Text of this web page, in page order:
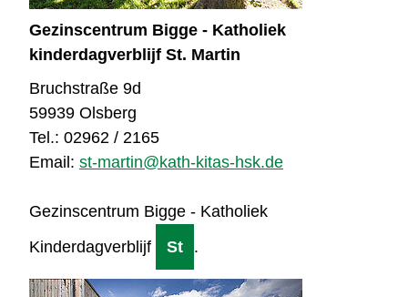
Gezinscentrum Bigge - Katholiek
kinderdagverblijf St. Martin
Bruchstraße 9d
59939 Olsberg
Tel.: 02962 / 2165
Email: st-martin@kath-kitas-hsk.de
Gezinscentrum Bigge - Katholiek
Kinderdagverblijf
St .